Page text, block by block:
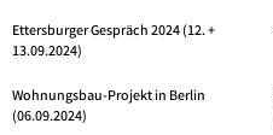
Ettersburger Gespräch 2024 (12. +
13.09.2024)
Wohnungsbau-Projekt in Berlin
(06.09.2024)